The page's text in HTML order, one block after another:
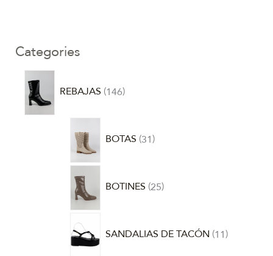
Categories
REBAJAS 146
BOTAS 31
BOTINES 25
SANDALIAS DE TACÓN 11